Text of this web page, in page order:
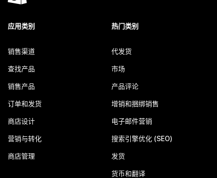
应用类别
销售渠道
查找产品
销售产品
订单和发货
商店设计
营销与转化
商店管理
热门类别
代发货
市场
产品评论
增销和捆绑销售
电子邮件营销
搜索引擎优化 (SEO)
发货
货币和翻译